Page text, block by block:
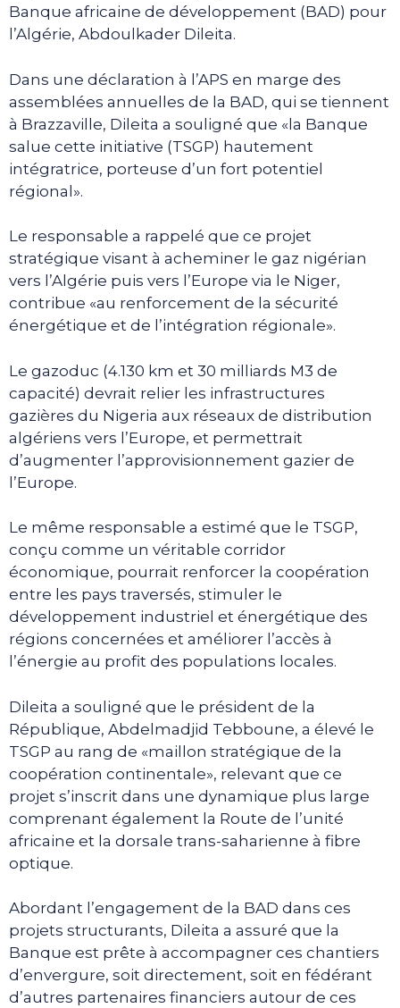
Banque africaine de développement (BAD) pour
l’Algérie, Abdoulkader Dileita.
Dans une déclaration à l’APS en marge des
assemblées annuelles de la BAD, qui se tiennent
à Brazzaville, Dileita a souligné que «la Banque
salue cette initiative (TSGP) hautement
intégratrice, porteuse d’un fort potentiel
régional».
Le responsable a rappelé que ce projet
stratégique visant à acheminer le gaz nigérian
vers l’Algérie puis vers l’Europe via le Niger,
contribue «au renforcement de la sécurité
énergétique et de l’intégration régionale».
Le gazoduc (4.130 km et 30 milliards M3 de
capacité) devrait relier les infrastructures
gazières du Nigeria aux réseaux de distribution
algériens vers l’Europe, et permettrait
d’augmenter l’approvisionnement gazier de
l’Europe.
Le même responsable a estimé que le TSGP,
conçu comme un véritable corridor
économique, pourrait renforcer la coopération
entre les pays traversés, stimuler le
développement industriel et énergétique des
régions concernées et améliorer l’accès à
l’énergie au profit des populations locales.
Dileita a souligné que le président de la
République, Abdelmadjid Tebboune, a élevé le
TSGP au rang de «maillon stratégique de la
coopération continentale», relevant que ce
projet s’inscrit dans une dynamique plus large
comprenant également la Route de l’unité
africaine et la dorsale trans-saharienne à fibre
optique.
Abordant l’engagement de la BAD dans ces
projets structurants, Dileita a assuré que la
Banque est prête à accompagner ces chantiers
d’envergure, soit directement, soit en fédérant
d’autres partenaires financiers autour de ces